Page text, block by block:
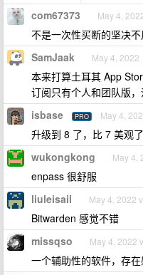
com67373 May 4,
不是一次性买断的坚决不
SamJaak May 4, 2022
本来打算土耳其 App
订阅只有个人和团队版
isbase PRO May 4,
升级到 8 了，比 7 美观了
wukongkong May 4,
enpass 很舒服
liuleisail May 4, 2022
Bitwarden 感觉不错
missqso May 4, 2022
一个辅助性的软件，存